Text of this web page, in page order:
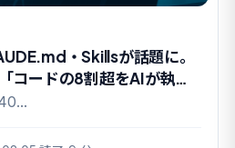
・Skillsが話題に。
コードの8割超をAIが執